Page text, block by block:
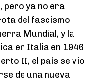
pero ya no era
del fascismo
Mundial, y la
en Italia en 1946
II, el país se vio
de una nueva